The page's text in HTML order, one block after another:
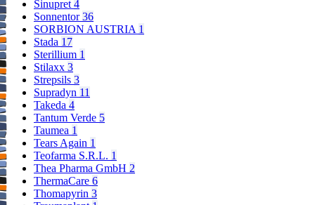
Sinupret4
Sonnentor36
SORBION AUSTRIA 1
Stada 17
Sterillium 1
Stilaxx 3
Strepsils 3
Supradyn 11
Takeda 4
Tantum Verde 5
Taumea 1
Tears Again 1
Teofarma S.R.L. 1
Thea Pharma GmbH 2
ThermaCare 6
Thomapyrin 3